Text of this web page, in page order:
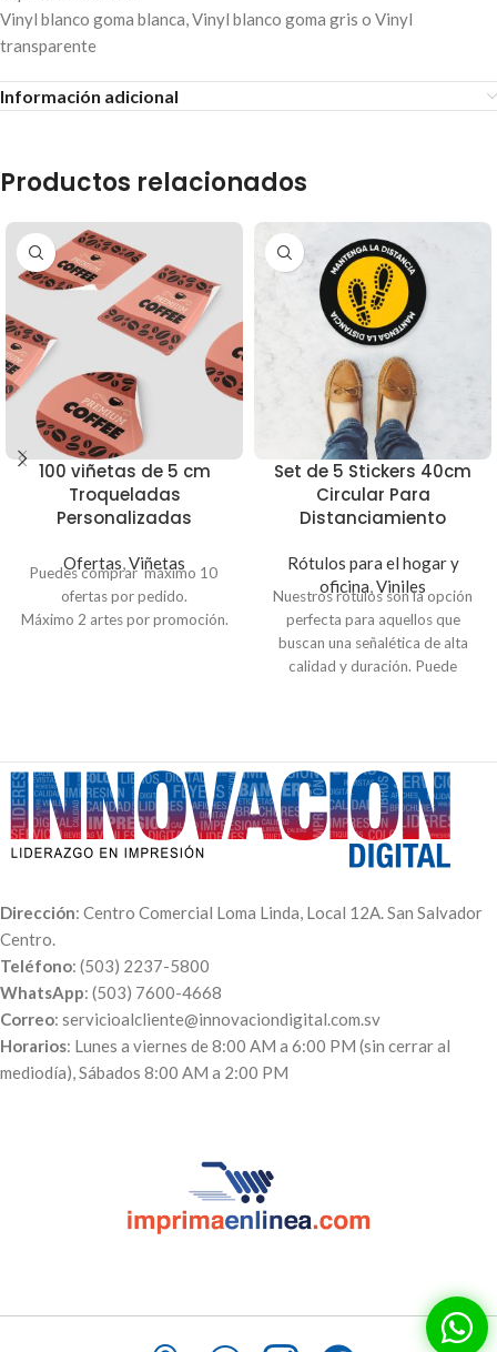
Vinyl blanco goma blanca, Vinyl blanco goma gris o Vinyl
transparente
Información adicional
Productos relacionados
100 viñetas de 5 cm
Troqueladas
Personalizadas
Ofertas,Viñetas
Puedes comprar máximo 10
ofertas por pedido.
Máximo 2 artes por promoción.
Set de 5 Stickers 40cm
Circular Para
Distanciamiento
Rótulos para el hogar y
oficina,Viniles
Nuestros rótulos son la opción
perfecta para aquellos que
buscan una señalética de alta
calidad y duración. Puede
Dirección: Centro Comercial Loma Linda, Local 12A. San Salvador
Centro.
Teléfono: (503) 2237-5800
WhatsApp: (503) 7600-4668
Correo: servicioalcliente@innovaciondigital.com.sv
Horarios: Lunes a viernes de 8:00 AM a 6:00 PM (sin cerrar al
mediodía), Sábados 8:00 AM a 2:00 PM